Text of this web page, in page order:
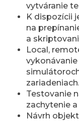
vytváranie
K dispozícii
na
a
Local,
vykonávanie
zariadeniach.
Testovanie
zachytenie
Návrh